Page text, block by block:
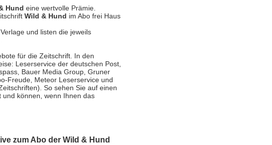
Hund eine wertvolle Prämie.
Wild & Hund im Abo frei Haus
und listen die jeweils
für die Zeitschrift. In den
Leserservice der deutschen Post,
Bauer Media Group, Gruner
Freude, Meteor Leserservice und
So sehen Sie auf einen
und können, wenn Ihnen das
zum Abo der Wild & Hund